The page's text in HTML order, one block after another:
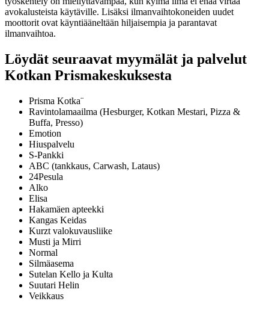
avokalusteista käytäville. Lisäksi ilmanvaihtokoneiden uudet
moottorit ovat käyntiääneltään hiljaisempia ja parantavat
ilmanvaihtoa.
Löydät seuraavat myymälät ja palvelut
Kotkan Prismakeskuksesta
Prisma Kotka¨
Ravintolamaailma (Hesburger, Kotkan Mestari, Pizza &
Buffa, Presso)
Emotion
Hiuspalvelu
S-Pankki
ABC (tankkaus, Carwash, Lataus)
24Pesula
Alko
Elisa
Hakamäen apteekki
Kangas Keidas
Kurzt valokuvausliike
Musti ja Mirri
Normal
Silmäasema
Sutelan Kello ja Kulta
Suutari Helin
Veikkaus